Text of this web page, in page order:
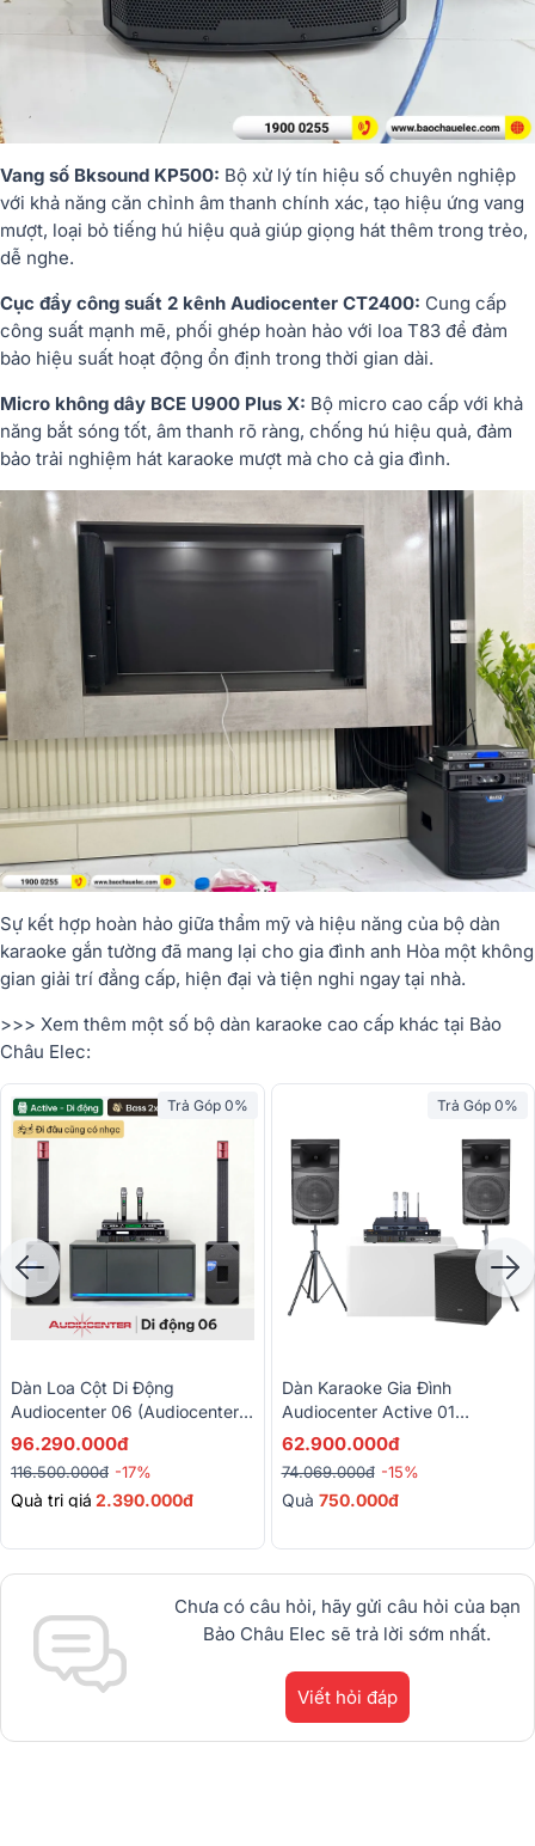
Vang số Bksound KP500: Bộ xử lý tín hiệu số chuyên nghiệp
với khả năng căn chỉnh âm thanh chính xác, tạo hiệu ứng vang
mượt, loại bỏ tiếng hú hiệu quả giúp giọng hát thêm trong trẻo,
dễ nghe.
Cục đẩy công suất 2 kênh Audiocenter CT2400: Cung cấp
công suất mạnh mẽ, phối ghép hoàn hảo với loa T83 để đảm
bảo hiệu suất hoạt động ổn định trong thời gian dài.
Micro không dây BCE U900 Plus X: Bộ micro cao cấp với khả
năng bắt sóng tốt, âm thanh rõ ràng, chống hú hiệu quả, đảm
bảo trải nghiệm hát karaoke mượt mà cho cả gia đình.
Sự kết hợp hoàn hảo giữa thẩm mỹ và hiệu năng của bộ dàn
karaoke gắn tường đã mang lại cho gia đình anh Hòa một không
gian giải trí đẳng cấp, hiện đại và tiện nghi ngay tại nhà.
>>> Xem thêm một số bộ dàn karaoke cao cấp khác tại Bảo
Châu Elec:
Trả Góp 0%
Dàn Loa Cột Di Động
Audiocenter 06 (Audiocenter
L83 MK2 + L83S MK2,
BS-790S, BKSound M8)
96.290.000đ
116.500.000đ -17%
Quà trị giá 2.390.000đ
Trả Góp 0%
Dàn Karaoke Gia Đình
Audiocenter Active 01
(Audiocenter MA15, S3118A,
BKSound M8...)
62.900.000đ
74.069.000đ -15%
Quà 750.000đ
Chưa có câu hỏi, hãy gửi câu hỏi của bạn
Bảo Châu Elec sẽ trả lời sớm nhất.
Viết hỏi đáp